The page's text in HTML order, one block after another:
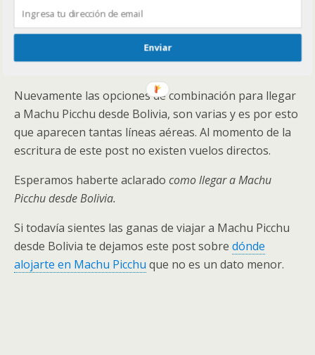
Avianca
Boliviana de Aviación
Peruvian
Nuevamente las opciones de combinación para llegar
a Machu Picchu desde Bolivia, son varias y es por esto
que aparecen tantas líneas aéreas. Al momento de la
escritura de este post no existen vuelos directos.
Esperamos haberte aclarado como llegar a Machu
Picchu desde Bolivia.
Si todavía sientes las ganas de viajar a Machu Picchu
desde Bolivia te dejamos este post sobre dónde
alojarte en Machu Picchu que no es un dato menor.
Enviar